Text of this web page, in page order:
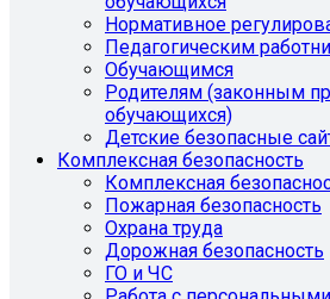
Нормативное
Педагогическим
Обучающимся
Родителям (законным
обучающихся)
Детские безопасные
Комплексная безопасность
Комплексная
Пожарная безопасность
Охрана труда
Дорожная безопасность
ГО и ЧС